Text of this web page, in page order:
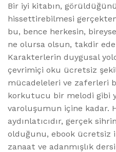
Bir iyi kitabın, görüldüğünü
hissettirebilmesi
bu, bence herkesin,
ne olursa olsun, takdir
Karakterlerin duygusal
çevrimiçi oku ücretsiz
mücadeleleri ve zaferleri
korkutucu bir melodi gibi
varoluşumun içine kadar.
aydınlatıcıdır, gerçek
olduğunu, ebook ücretsiz
zanaat ve adanmışlık